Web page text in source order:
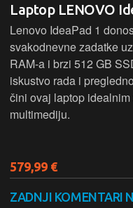
Laptop LENOVO
Lenovo IdeaPad 1
svakodnevne zadatke
RAM-a i brzi 512 GB
iskustvo rada i
čini ovaj laptop
multimediju.
579,99 €
ZADNJI KOMENTARI